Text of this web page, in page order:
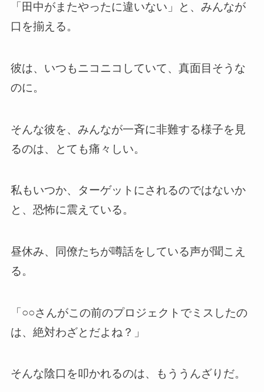
「田中がまたやったに違いない」と、みんなが
口を揃える。
彼は、いつもニコニコしていて、真面目そうな
のに。
そんな彼を、みんなが一斉に非難する様子を見
るのは、とても痛々しい。
私もいつか、ターゲットにされるのではないか
と、恐怖に震えている。
昼休み、同僚たちが噂話をしている声が聞こえ
る。
「○○さんがこの前のプロジェクトでミスしたの
は、絶対わざとだよね？」
そんな陰口を叩かれるのは、もううんざりだ。